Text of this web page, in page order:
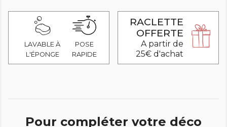
LAVABLE À
L'ÉPONGE
POSE
RAPIDE
RACLETTE
OFFERTE
A partir de
25€ d'achat
Pour compléter votre déco